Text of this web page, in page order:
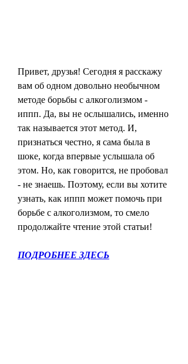
Привет, друзья! Сегодня я расскажу
вам об одном довольно необычном
методе борьбы с алкоголизмом -
иппп. Да, вы не ослышались, именно
так называется этот метод. И,
признаться честно, я сама была в
шоке, когда впервые услышала об
этом. Но, как говорится, не пробовал
- не знаешь. Поэтому, если вы хотите
узнать, как иппп может помочь при
борьбе с алкоголизмом, то смело
продолжайте чтение этой статьи!
ПОДРОБНЕЕ ЗДЕСЬ